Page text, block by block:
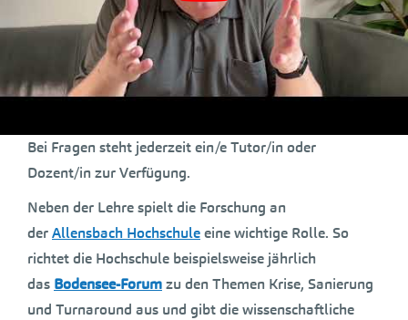
und aufgezeichnet werden. Das digitale Lernen wird
durch didaktisch hochwertig aufbereitete
Studienmaterialien unterstützt, welche die
Studierenden in ihrem eigenen Lerntempo bearbeiten
Bei Fragen steht jederzeit ein/e Tutor/in oder
Dozent/in zur Verfügung.
Neben der Lehre spielt die Forschung an
derAllensbach Hochschuleeine wichtige Rolle. So
richtet die Hochschule beispielsweise jährlich
das Bodensee-Forumzu den Themen Krise, Sanierung
und Turnaround aus und gibt die wissenschaftliche